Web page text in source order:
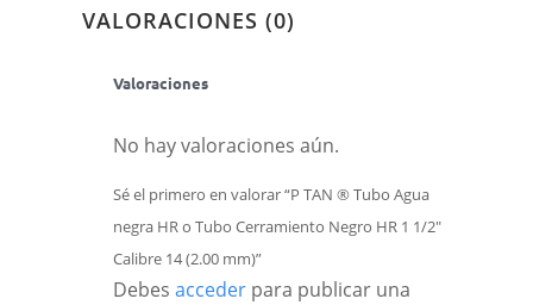
VALORACIONES (0)
Valoraciones
No hay valoraciones aún.
Sé el primero en valorar “P TAN ® Tubo Agua
negra HR o Tubo Cerramiento Negro HR 1 1/2″
Calibre 14 (2.00 mm)”
Debes acceder para publicar una